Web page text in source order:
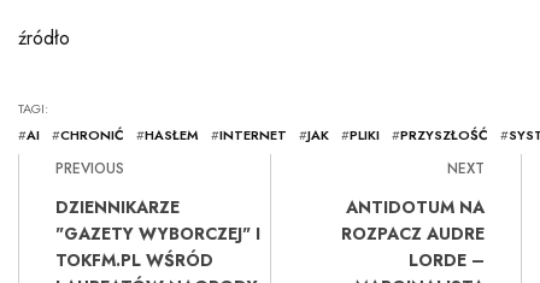
źródło
TAGI:
#AI #CHRONIĆ #HASŁEM #INTERNET #JAK #PLIKI #PRZYSZŁOŚĆ #
PREVIOUS
DZIENNIKARZE
"GAZETY WYBORCZEJ" I
TOKFM.PL WŚRÓD
NEXT
ANTIDOTUM NA
ROZPACZ AUDRE
LORDE –